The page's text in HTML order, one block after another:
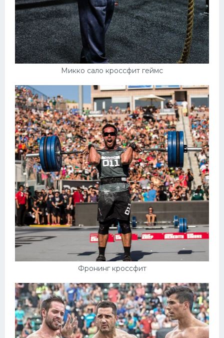
Микко сало кроссфит геймс
Фронинг кроссфит